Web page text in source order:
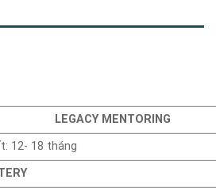
LEGACY MENTORING
12- 18 tháng